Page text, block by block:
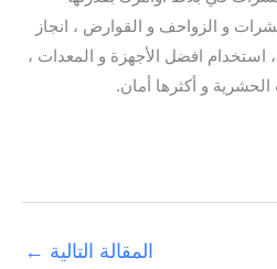
و الزواحف و القوارض ، انجاز
افضل الأجهزة و المعدات ،
الحشرية و أكثرها أمان.
المقالة التالية ←